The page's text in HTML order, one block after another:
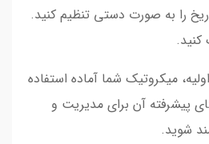
را به صورت دستی تنظیم کنید.
میکروتیک شما آماده استفاده
پیشرفته آن برای مدیریت و
شوید.